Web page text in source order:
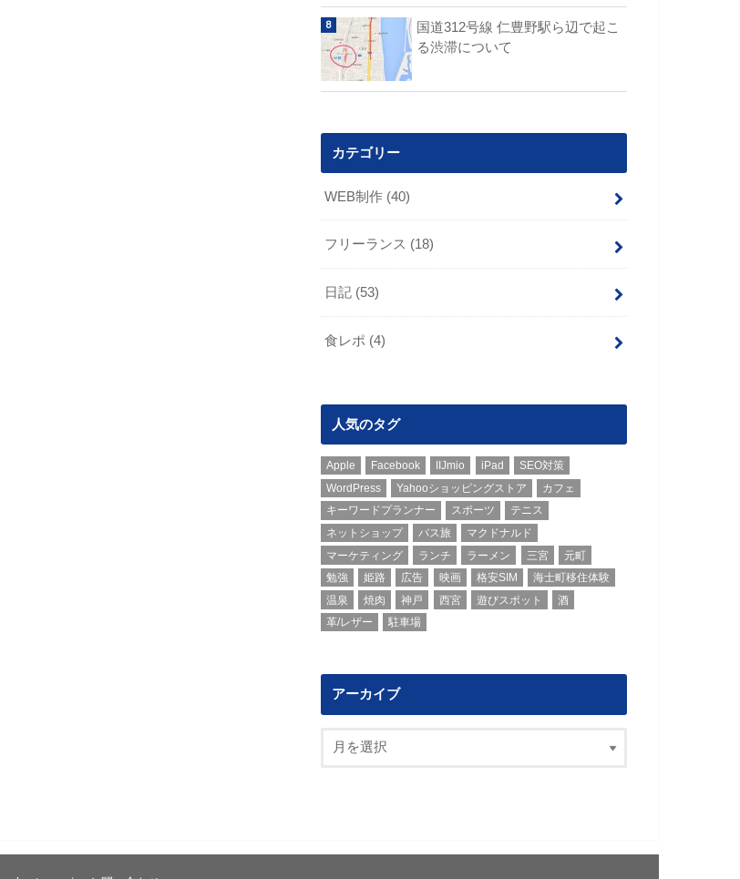
国道312号線 仁豊野駅ら辺で起こ
る渋滞について
カテゴリー
WEB制作 (40)
フリーランス (18)
日記 (53)
食レポ (4)
人気のタグ
Apple Facebook IIJmio iPad
SEO対策
WordPress
Yahooショッピングストア
カフェ
キーワードプランナー
スポーツ
テニス
ネットショップ
バス旅
マクドナルド
マーケティング
ランチ ラーメン 三宮
元町
勉強
姫路 広告 映画 格安SIM
海士町移住体験
温泉
焼肉 神戸 西宮 遊びスポット
酒
革/レザー
駐車場
アーカイブ